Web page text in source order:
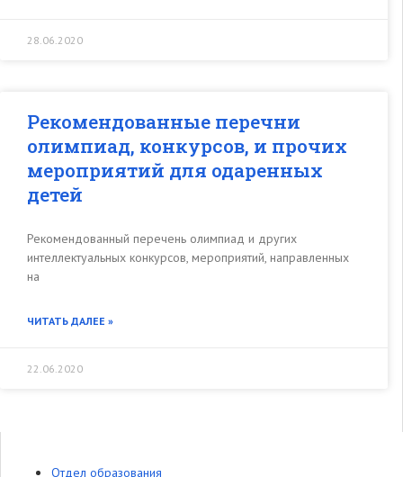
28.06.2020
Рекомендованные перечни
олимпиад, конкурсов, и прочих
мероприятий для одаренных
детей
Рекомендованный перечень олимпиад и других
интеллектуальных конкурсов, мероприятий, направленных
на
ЧИТАТЬ ДАЛЕЕ »
22.06.2020
Отдел образования